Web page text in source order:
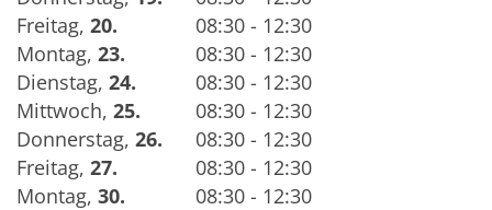
Freitag, 20.
08:30 - 12:30
Montag, 23.
08:30 - 12:30
Dienstag, 24.
08:30 - 12:30
Mittwoch, 25.
08:30 - 12:30
Donnerstag, 26.
08:30 - 12:30
Freitag, 27.
08:30 - 12:30
Montag, 30.
08:30 - 12:30